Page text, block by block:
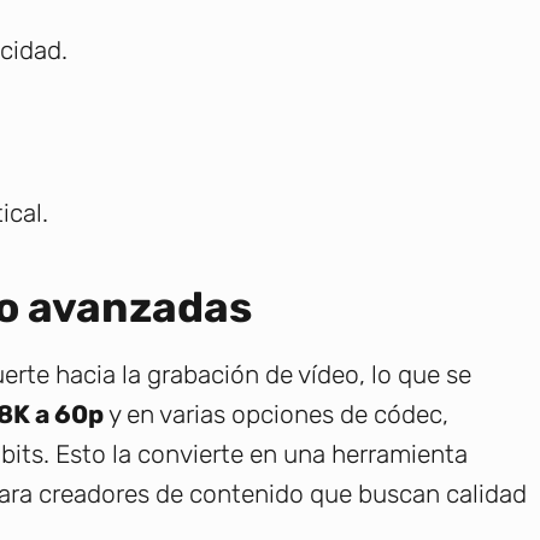
avanzadas
hacia la grabación de vídeo, lo que se
a 60py en varias opciones de códec,
Esto la convierte en una herramienta
creadores de contenido que buscan calidad